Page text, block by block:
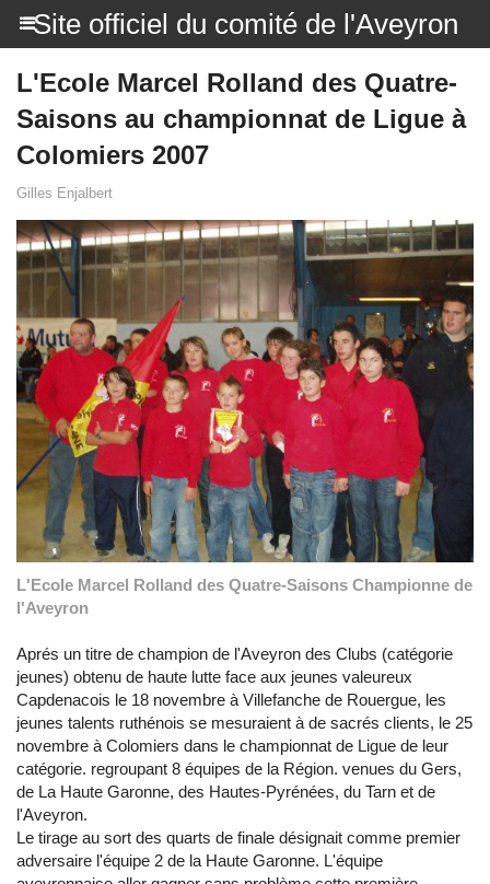
Site officiel du comité de l'Aveyron
L'Ecole Marcel Rolland des Quatre-
Saisons au championnat de Ligue à
Colomiers 2007
Gilles Enjalbert
L'Ecole Marcel Rolland des Quatre-Saisons Championne de
l'Aveyron
Aprés un titre de champion de l'Aveyron des Clubs (catégorie
jeunes) obtenu de haute lutte face aux jeunes valeureux
Capdenacois le 18 novembre à Villefanche de Rouergue, les
jeunes talents ruthénois se mesuraient à de sacrés clients, le 25
novembre à Colomiers dans le championnat de Ligue de leur
catégorie. regroupant 8 équipes de la Région. venues du Gers,
de La Haute Garonne, des Hautes-Pyrénées, du Tarn et de
l'Aveyron.
Le tirage au sort des quarts de finale désignait comme premier
adversaire l'équipe 2 de la Haute Garonne. L'équipe